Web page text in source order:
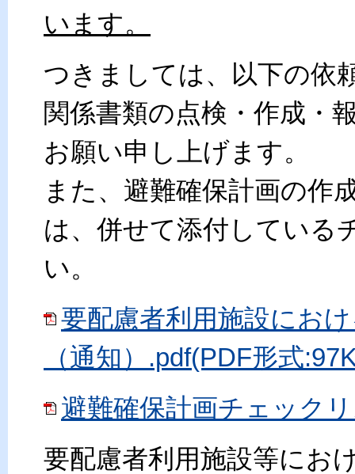
います。
つきましては、以下の依
関係書類の点検・作成・
お願い申し上げます。
また、避難確保計画の作
は、併せて添付している
い。
要配慮者利用施設にお
（通知）.pdf(PDF形式
避難確保計画チェック
要配慮者利用施設等にお